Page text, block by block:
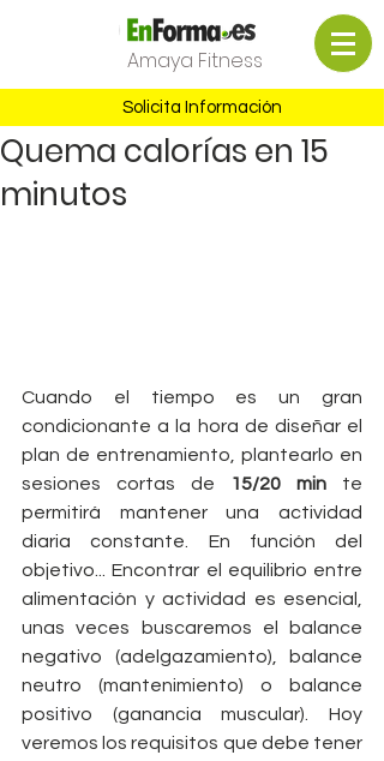
Amaya Fitness
Solicita Información
Quema calorías en 15
minutos
Cuando el tiempo es un gran
condicionante a la hora de diseñar el
plan de entrenamiento, plantearlo en
sesiones cortas de 15/20 min te
permitirá mantener una actividad
diaria constante. En función del
objetivo... Encontrar el equilibrio entre
alimentación y actividad es esencial,
unas veces buscaremos el balance
negativo (adelgazamiento), balance
neutro (mantenimiento) o balance
positivo (ganancia muscular). Hoy
veremos los requisitos que debe tener